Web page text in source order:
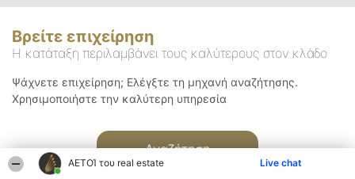
ΑΕΤΟΊ του real estate Live chat
Βρείτε επιχείρηση
Η κατάταξη περιλαμβάνει τους καλύτερους στον κλάδο
Ψάχνετε επιχείρηση; Ελέγξτε τη μηχανή αναζήτησης.
Χρησιμοποιήστε την καλύτερη υπηρεσία
Αναζήτηση